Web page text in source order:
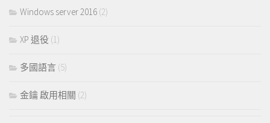
Windows server 2016 (2)
XP 退役 (1)
多國語言 (5)
金鑰 啟用相關 (2)